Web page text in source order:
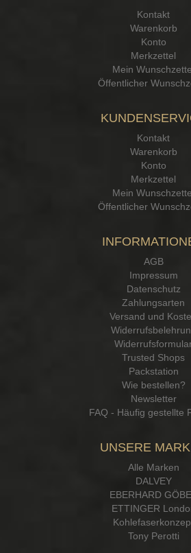
Kontakt
Warenkorb
Konto
Merkzettel
Mein
Öffentlicher
Kontakt
Warenkorb
Konto
Merkzettel
Mein
Öffentlicher
AGB
Impressum
Datenschutz
Zahlungsarten
Versand und
Trusted Shops
Packstation
Wie bestellen?
Newsletter
FAQ - Häufig gestellte
UNSERE
Alle Marken
DALVEY
EBERHARD
ETTINGER
Tony Perotti